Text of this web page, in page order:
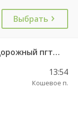
Выбрать
509 Калининград АВ — Железнодорожный пгт. ч/з Правдинск КДП
13:54
Кошевое п.